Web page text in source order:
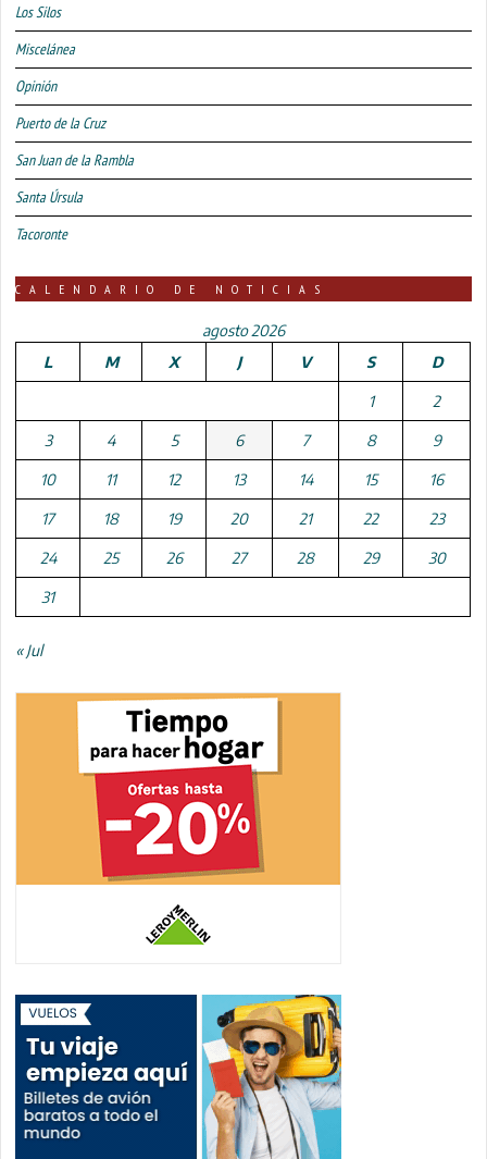
Los Silos
Miscelánea
Opinión
Puerto de la Cruz
San Juan de la Rambla
Santa Úrsula
Tacoronte
CALENDARIO DE NOTICIAS
agosto 2026
L
M X J V S D
1 2
3 4 5 6 7 8 9
10 11 12 13 14 15 16
17 18 19 20 21 22 23
24 25 26 27 28 29 30
31
« Jul